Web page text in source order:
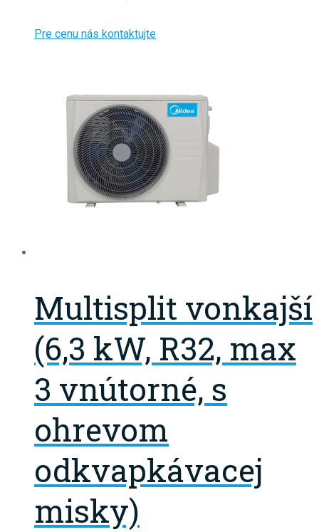
Pre cenu nás kontaktujte
Multisplit vonkajší
(6,3 kW, R32, max
3 vnútorné, s
ohrevom
odkvapkávacej
misky)